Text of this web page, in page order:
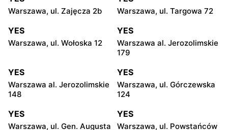
Warszawa, ul. Zajęcza 2b Warszawa, ul. Targowa 72
YES
Warszawa, ul. Wołoska 12
YES
Warszawa al. Jerozolimskie
179
YES
Warszawa al. Jerozolimskie
148
YES
Warszawa, ul. Górczewska
124
YES
Warszawa, ul. Gen. Augusta
YES
Warszawa, ul. Powstańców